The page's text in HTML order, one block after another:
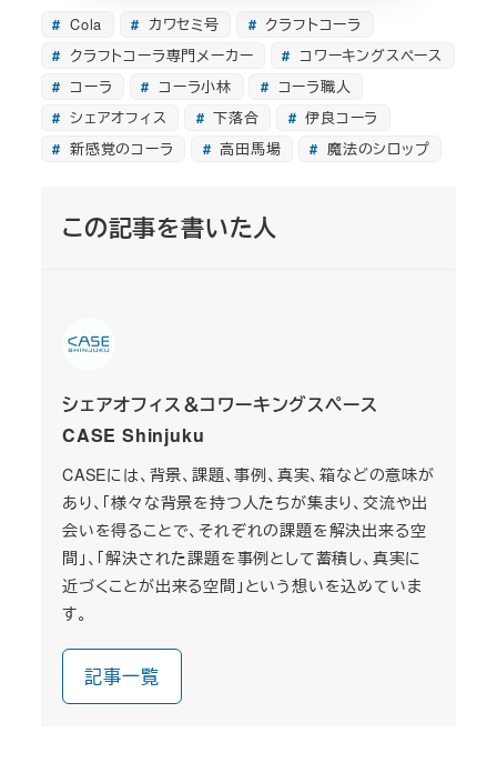
Cola カワセミ号
クラフトコーラ
クラフトコーラ専門メーカー
コワーキングスペース
コーラ
コーラ小林
コーラ職人
シェアオフィス
下落合
伊良コーラ
新感覚のコーラ
高田馬場 魔法のシロップ
この記事を書いた人
シェアオフィス＆コワーキングスペース
CASE Shinjuku
CASEには、背景、課題、事例、真実、箱などの意味が
あり、「様々な背景を持つ人たちが集まり、交流や出
会いを得ることで、それぞれの課題を解決出来る空
間」、「解決された課題を事例として蓄積し、真実に
近づくことが出来る空間」という想いを込めていま
す。
記事一覧